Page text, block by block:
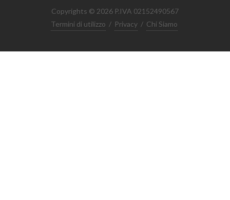
Copyrights © 2026 P.IVA 02152490567
Termini di utilizzo / Privacy / Chi Siamo